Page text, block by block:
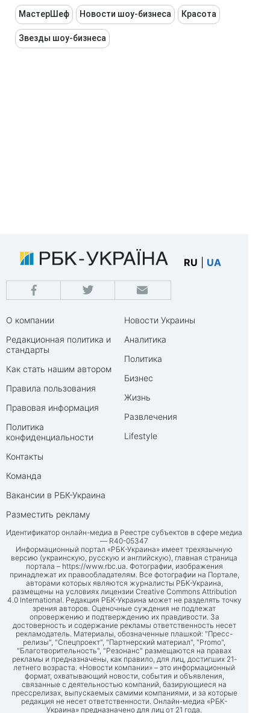
МастерШеф Новости шоу-бизнеса Красота
Звезды шоу-бизнеса
RU UA
О компании
Редакционная политика и
стандарты
Как стать нашим автором
Правила пользования
Правовая информация
Политика
конфиденциальности
Контакты
Команда
Вакансии в РБК-Украина
Разместить рекламу
Новости Украины
Аналитика
Политика
Бизнес
Жизнь
Развлечения
Lifestyle
Идентификатор онлайн-медиа в Реестре субъектов в сфере медиа
— R40-05347
Информационный портал «РБК-Украина» имеет трехязычную
версию (украинскую, русскую и английскую), главная страница
портала – https://www.rbc.ua. Фотографии, изображения
принадлежат их правообладателям. Все фотографии на Портале,
авторами которых являются журналисты РБК-Украина,
размещены на условиях лицензии Creative Commons Attribution
4.0 International. Редакция РБК-Украина может не разделять точку
зрения авторов. Оценочные суждения не подлежат
опровержению и подтверждению их правдивости. За
достоверность и содержание рекламы ответственность несет
рекламодатель. Материалы, обозначенные плашкой: "Пресс-
релизы", "Спецпроект", "Партнерский материал", "Promo",
"Благотворительность", "Резонанс" размещаются на правах
рекламы и предназначены, как правило, для лиц, достигших 21-
летнего возраста. «Новости компании» – это информационный
формат, охватывающий новости, события и объявления,
связанные с деятельностью компаний, базирующиеся на
прессрелизах, выпускаемых самими компаниями, и за которые
редакция не несет ответственности. Онлайн-медиа «РБК-
Украина» предназначено для лиц от 21 года.